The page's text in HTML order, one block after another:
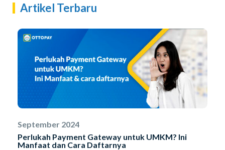
Artikel Terbaru
September 2024
Perlukah Payment Gateway untuk UMKM? Ini
Manfaat dan Cara Daftarnya